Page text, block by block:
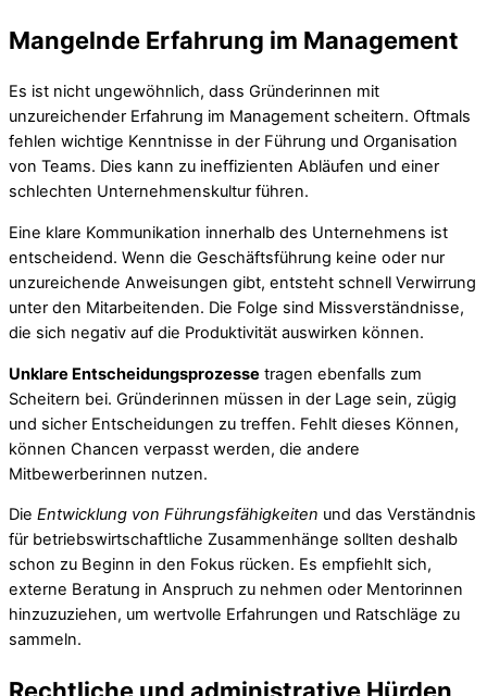
Mangelnde Erfahrung im Management
Es ist nicht ungewöhnlich, dass Gründerinnen mit
unzureichender Erfahrung im Management scheitern. Oftmals
fehlen wichtige Kenntnisse in der Führung und Organisation
von Teams. Dies kann zu ineffizienten Abläufen und einer
schlechten Unternehmenskultur führen.
Eine klare Kommunikation innerhalb des Unternehmens ist
entscheidend. Wenn die Geschäftsführung keine oder nur
unzureichende Anweisungen gibt, entsteht schnell Verwirrung
unter den Mitarbeitenden. Die Folge sind Missverständnisse,
die sich negativ auf die Produktivität auswirken können.
Unklare Entscheidungsprozesse tragen ebenfalls zum
Scheitern bei. Gründerinnen müssen in der Lage sein, zügig
und sicher Entscheidungen zu treffen. Fehlt dieses Können,
können Chancen verpasst werden, die andere
Mitbewerberinnen nutzen.
Die Entwicklung von Führungsfähigkeiten und das Verständnis
für betriebswirtschaftliche Zusammenhänge sollten deshalb
schon zu Beginn in den Fokus rücken. Es empfiehlt sich,
externe Beratung in Anspruch zu nehmen oder Mentorinnen
hinzuzuziehen, um wertvolle Erfahrungen und Ratschläge zu
sammeln.